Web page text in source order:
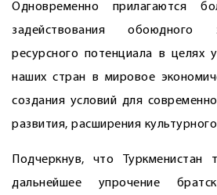
Одновременно прилагаются
задействования обоюдного
ресурсного потенциала в целях
наших стран в мировое
создания условий для
развития, расширения
Подчеркнув, что Туркменистан
дальнейшее упрочение